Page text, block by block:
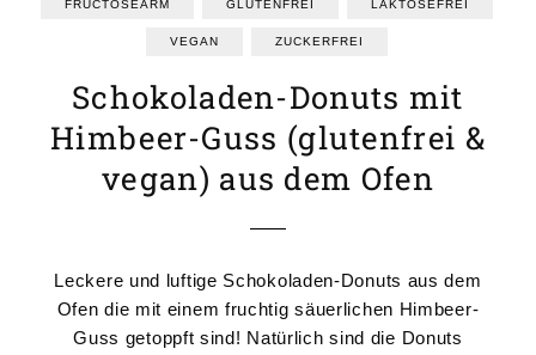
FRUCTOSEARM GLUTENFREI LAKTOSEFREI
VEGAN ZUCKERFREI
Schokoladen-Donuts mit
Himbeer-Guss (glutenfrei &
vegan) aus dem Ofen
Leckere und luftige Schokoladen-Donuts aus dem
Ofen die mit einem fruchtig säuerlichen Himbeer-
Guss getoppft sind! Natürlich sind die Donuts